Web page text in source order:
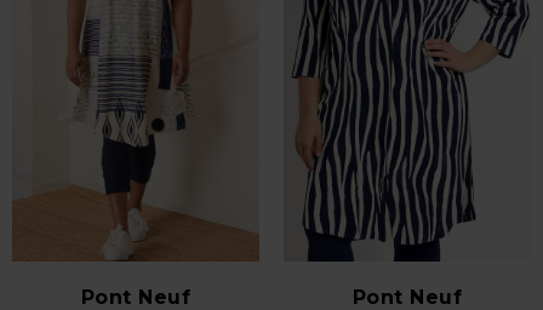
Pont Neuf Pont Neuf